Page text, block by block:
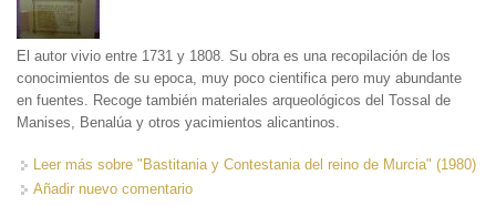
El autor vivio entre 1731 y 1808. Su obra es una recopilación de los
conocimientos de su epoca, muy poco cientifica pero muy abundante
en fuentes. Recoge también materiales arqueológicos del Tossal de
Manises, Benalúa y otros yacimientos alicantinos.
Leer más sobre "Bastitania y Contestania del reino de Murcia" (1980)
Añadir nuevo comentario